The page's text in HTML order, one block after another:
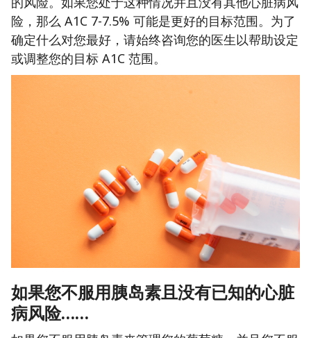
险，那么 A1C 7-7.5% 可能是更好的目标范围。为了
确定什么对您最好，请始终咨询您的医生以帮助设定
或调整您的目标 A1C 范围。
如果您不服用胰岛素且没有已知的心脏
病风险……